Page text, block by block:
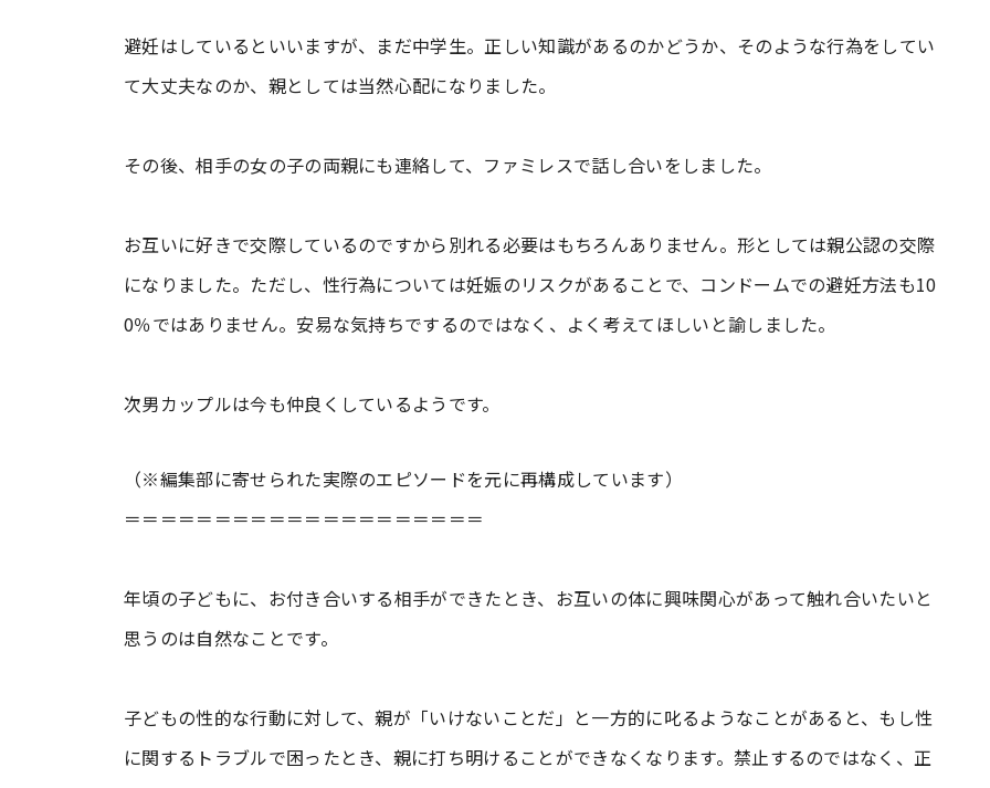
避妊はしているといいますが、まだ中学生。正しい知識があるのかどうか、そのような行為をしてい
て大丈夫なのか、親としては当然心配になりました。
その後、相手の女の子の両親にも連絡して、ファミレスで話し合いをしました。
お互いに好きで交際しているのですから別れる必要はもちろんありません。形としては親公認の交際
になりました。ただし、性行為については妊娠のリスクがあることで、コンドームでの避妊方法も10
0％ではありません。安易な気持ちでするのではなく、よく考えてほしいと諭しました。
次男カップルは今も仲良くしているようです。
（※編集部に寄せられた実際のエピソードを元に再構成しています）
＝＝＝＝＝＝＝＝＝＝＝＝＝＝＝＝＝＝＝＝
年頃の子どもに、お付き合いする相手ができたとき、お互いの体に興味関心があって触れ合いたいと
思うのは自然なことです。
子どもの性的な行動に対して、親が「いけないことだ」と一方的に叱るようなことがあると、もし性
に関するトラブルで困ったとき、親に打ち明けることができなくなります。禁止するのではなく、正